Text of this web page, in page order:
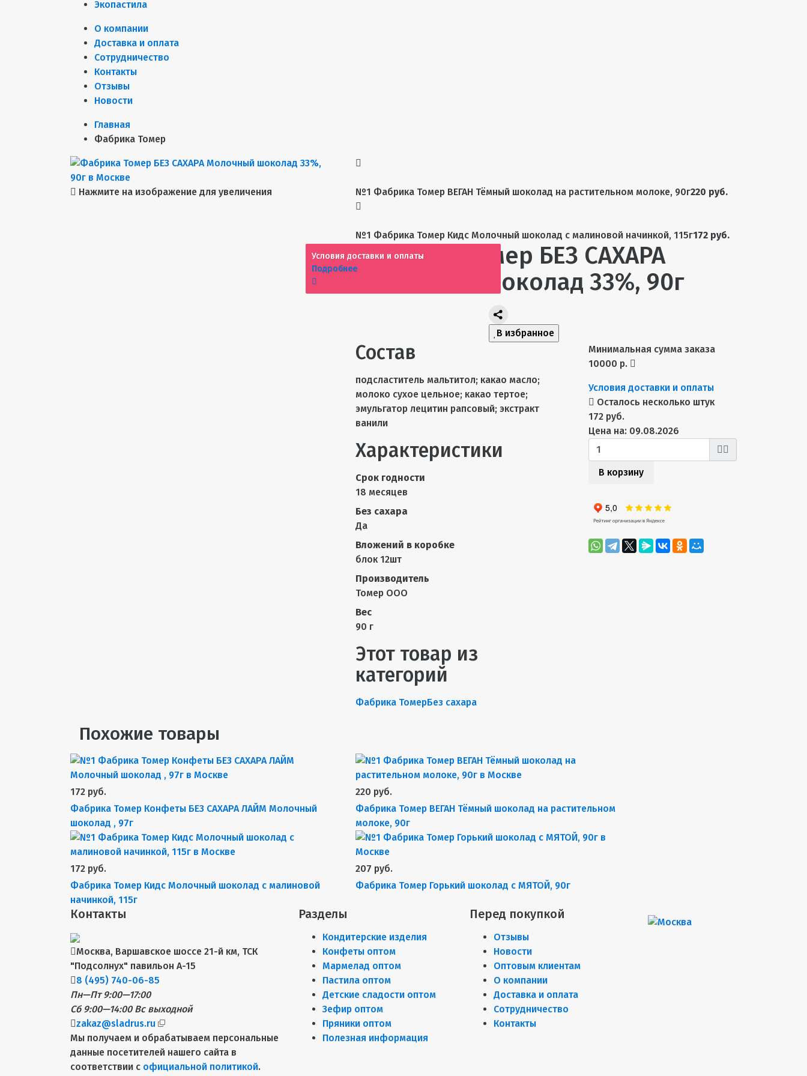
Экопастила
О компании
Доставка и оплата
Сотрудничество
Контакты
Отзывы
Новости
Главная
Фабрика Томер
Нажмите на изображение для увеличения №1 Фабрика Томер ВЕГАН Тёмный шоколад на растительном молоке, 90г220 руб.
№1 Фабрика Томер Кидс Молочный шоколад с малиновой начинкой, 115г172 руб.
Фабрика Томер БЕЗ САХАРА
Молочный шоколад 33%, 90г
В избранное
Состав
подсластитель мальтитол; какао масло;
молоко сухое цельное; какао тертое;
эмульгатор лецитин рапсовый; экстракт
ванили
Характеристики
Срок годности
18 месяцев
Без сахара
Да
Вложений в коробке
блок 12шт
Производитель
Томер ООО
Вес
90 г
Этот товар из
категорий
Фабрика ТомерБез сахара
Минимальная сумма заказа
10000 р.
Условия доставки и оплаты
Осталось несколько штук
172 руб.
Цена на: 09.08.2026
В корзину
Похожие товары
172 руб.
Фабрика Томер Конфеты БЕЗ САХАРА ЛАЙМ Молочный
шоколад , 97г
220 руб.
Фабрика Томер ВЕГАН Тёмный шоколад на растительном
молоке, 90г
172 руб.
Фабрика Томер Кидс Молочный шоколад с малиновой
начинкой, 115г
207 руб.
Фабрика Томер Горький шоколад с МЯТОЙ, 90г
Условия доставки и оплаты
Подробнее
Контакты
Москва, Варшавское шоссе 21-й км, ТСК
"Подсолнух" павильон А-15
8 (495) 740-06-85
Пн—Пт 9:00—17:00
Сб 9:00—14:00 Вс выходной
zakaz@sladrus.ru
Мы получаем и обрабатываем персональные
данные посетителей нашего сайта в
соответствии с официальной политикой.
Разделы
Кондитерские изделия
Конфеты оптом
Мармелад оптом
Пастила оптом
Детские сладости оптом
Зефир оптом
Пряники оптом
Полезная информация
Перед покупкой
Отзывы
Новости
Оптовым клиентам
О компании
Доставка и оплата
Сотрудничество
Контакты